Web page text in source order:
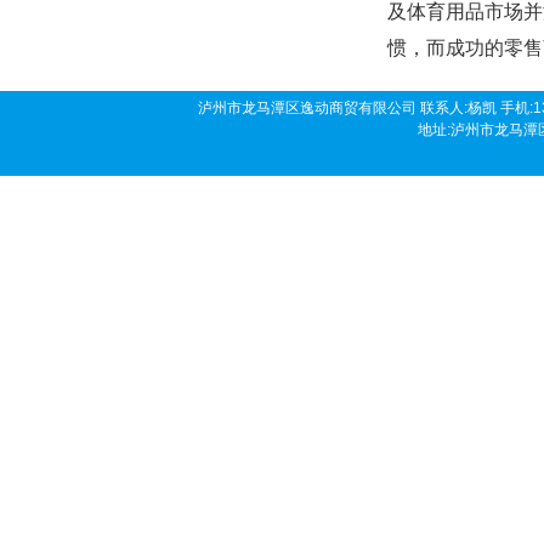
及体育用品市场
惯，而成功的零
泸州市龙马潭区逸动商贸有限公司 联系人:杨凯 手
地址:泸州市龙马